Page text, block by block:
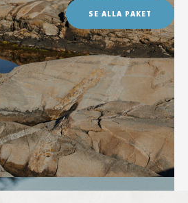
SE ALLA PAKET